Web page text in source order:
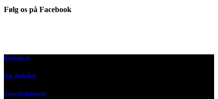
Følg os på Facebook
Kontakt os
Om Tech-Test
Vores bedømmelse